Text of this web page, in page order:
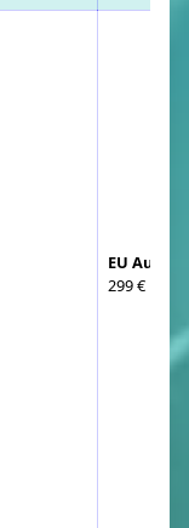
EU
299 €